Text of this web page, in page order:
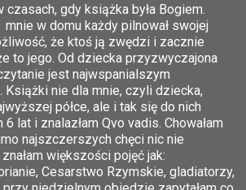
czasach, gdy książka była Bogiem.
w domu każdy pilnował swojej
że ktoś ją zwędzi i zacznie
to jego. Od dziecka przyzwyczajona
jest najwspanialszym
Książki nie dla mnie, czyli dziecka,
półce, ale i tak się do nich
6 lat i znalazłam Qvo vadis. Chowałam
najszczerszych chęci nic nie
większości pojęć jak:
Cesarstwo Rzymskie, gladiatorzy,